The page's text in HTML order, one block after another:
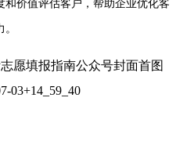
价值评估客户，帮助企业优化客